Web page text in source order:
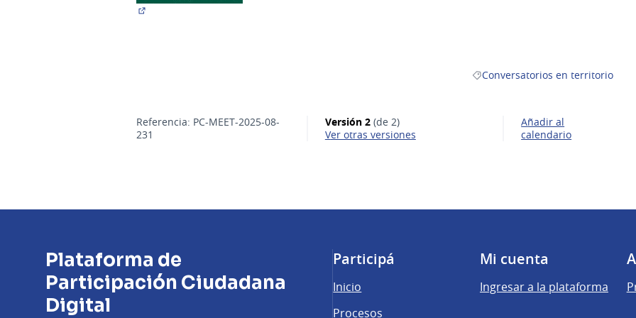
Resultados al filtrar por la
Conversatorios en territorio
Referencia: PC-MEET-2025-08-
231
Versión 2(de 2)
ver otras versiones
Añadir al
calendario
Plataforma de
Participación Ciudadana
Digital
Participá
Inicio
Procesos
Mi cuenta
Ingresar a la plataforma